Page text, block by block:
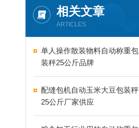
相关文章
ARTICLES
单人操作散装物料自动称重包
装秤25公斤品牌
配缝包机自动玉米大豆包装秤
25公斤厂家供应